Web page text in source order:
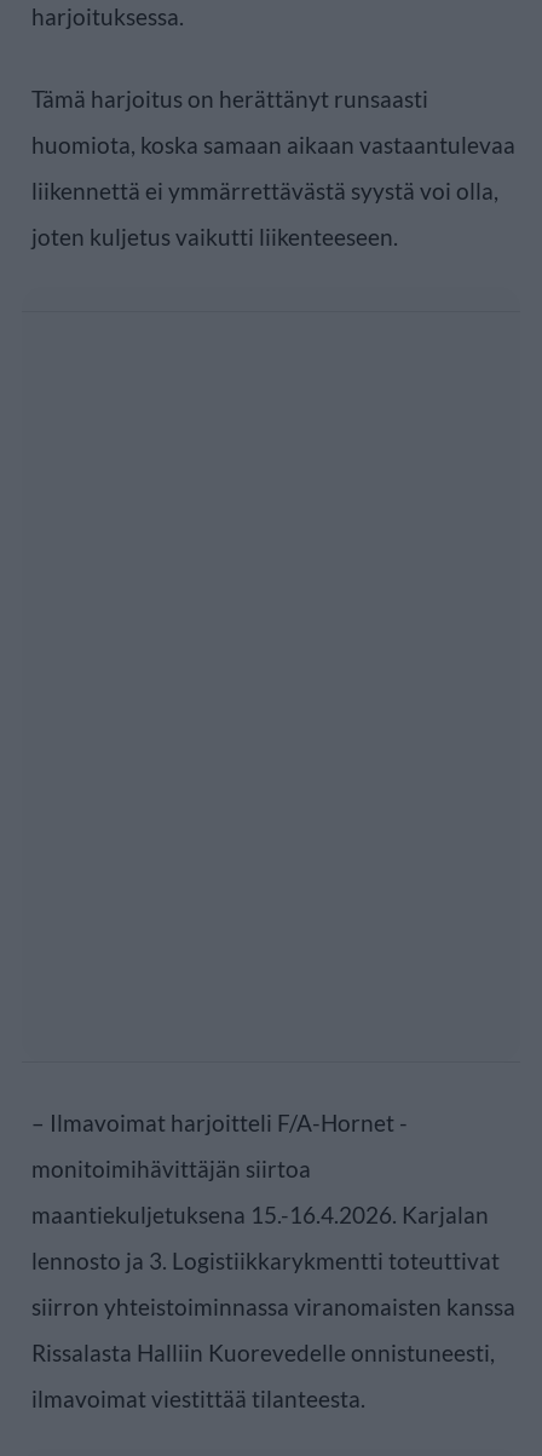
harjoituksessa.
Tämä harjoitus on herättänyt runsaasti
huomiota, koska samaan aikaan vastaantulevaa
liikennettä ei ymmärrettävästä syystä voi olla,
joten kuljetus vaikutti liikenteeseen.
– Ilmavoimat harjoitteli F/A-Hornet -
monitoimihävittäjän siirtoa
maantiekuljetuksena 15.-16.4.2026. Karjalan
lennosto ja 3. Logistiikkarykmentti toteuttivat
siirron yhteistoiminnassa viranomaisten kanssa
Rissalasta Halliin Kuorevedelle onnistuneesti,
ilmavoimat viestittää tilanteesta.